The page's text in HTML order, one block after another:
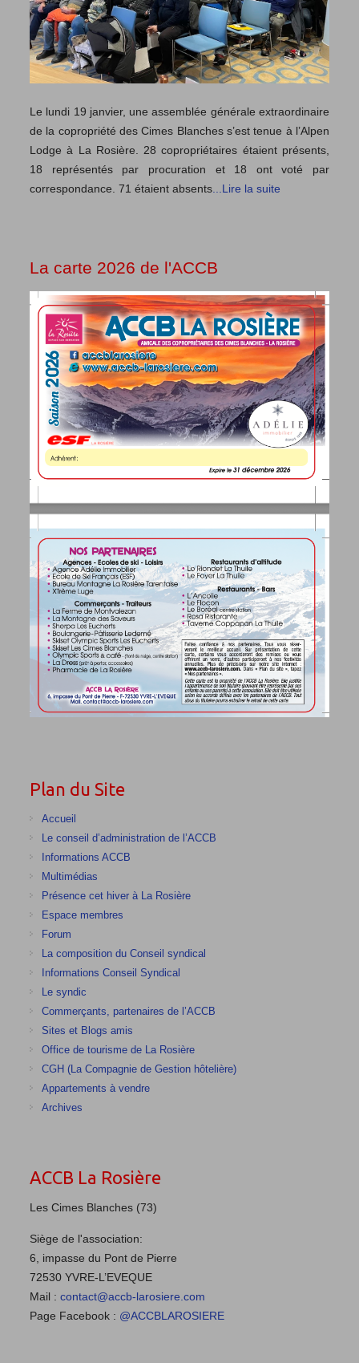
Le lundi 19 janvier, une assemblée générale extraordinaire
de la copropriété des Cimes Blanches s’est tenue à l’Alpen
Lodge à La Rosière. 28 copropriétaires étaient présents,
18 représentés par procuration et 18 ont voté par
correspondance. 71 étaient absents...Lire la suite
La carte 2026 de l'ACCB
Plan du Site
Accueil
Le conseil d’administration de l’ACCB
Informations ACCB
Multimédias
Présence cet hiver à La Rosière
Espace membres
Forum
La composition du Conseil syndical
Informations Conseil Syndical
Le syndic
Commerçants, partenaires de l’ACCB
Sites et Blogs amis
Office de tourisme de La Rosière
CGH (La Compagnie de Gestion hôtelière)
Appartements à vendre
Archives
ACCB La Rosière
Les Cimes Blanches (73)
Siège de l'association:
6, impasse du Pont de Pierre
72530 YVRE-L’EVEQUE
Mail : contact@accb-larosiere.com
Page Facebook : @ACCBLAROSIERE